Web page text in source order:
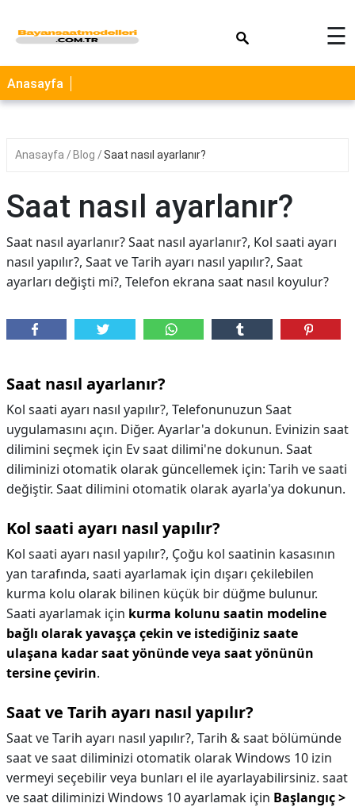
☰
Anasayfa
Anasayfa Blog Saat nasıl ayarlanır?
Saat nasıl ayarlanır?
Saat nasıl ayarlanır? Saat nasıl ayarlanır?, Kol saati ayarı
nasıl yapılır?, Saat ve Tarih ayarı nasıl yapılır?, Saat
ayarları değişti mi?, Telefon ekrana saat nasıl koyulur?
Saat nasıl ayarlanır?
Kol saati ayarı nasıl yapılır?, Telefonunuzun Saat
uygulamasını açın. Diğer. Ayarlar'a dokunun. Evinizin saat
dilimini seçmek için Ev saat dilimi'ne dokunun. Saat
diliminizi otomatik olarak güncellemek için: Tarih ve saati
değiştir. Saat dilimini otomatik olarak ayarla'ya dokunun.
Kol saati ayarı nasıl yapılır?
Kol saati ayarı nasıl yapılır?, Çoğu kol saatinin kasasının
yan tarafında, saati ayarlamak için dışarı çekilebilen
kurma kolu olarak bilinen küçük bir düğme bulunur.
Saati ayarlamak için kurma kolunu saatin modeline
bağlı olarak yavaşça çekin ve istediğiniz saate
ulaşana kadar saat yönünde veya saat yönünün
tersine çevirin.
Saat ve Tarih ayarı nasıl yapılır?
Saat ve Tarih ayarı nasıl yapılır?, Tarih & saat bölümünde
saat ve saat diliminizi otomatik olarak Windows 10 izin
vermeyi seçebilir veya bunları el ile ayarlayabilirsiniz. saat
ve saat diliminizi Windows 10 ayarlamak için Başlangıç >